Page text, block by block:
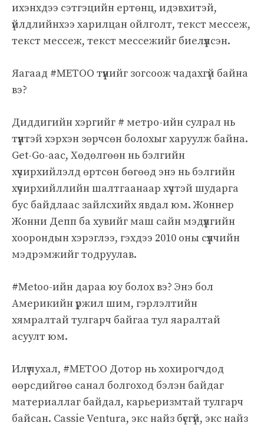
ихэнхдээ сэтгэцийн ертөнц, идэвхитэй,
үйлдлийнхээ харилцан ойлголт, текст мессеж,
текст мессеж, текст мессежийг биелүүлсэн.
Яагаад #METOO түүнийг зогсоож чадахгүй байна
вэ?
Диддигийн хэргийг # метро-ийн сулрал нь
түүнтэй хэрхэн зөрчсөн болохыг харуулж байна.
Get-Go-аас, Хөдөлгөөн нь бэлгийн
хүчирхийлэлд өртсөн бөгөөд энэ нь бэлгийн
хүчирхийллийн шалтгаанаар хүчтэй шударга
бус байдлаас зайлсхийх явдал юм. Жоннер
Жонни Депп ба хувийг маш сайн мэдүүлгийн
хоорондын хэрэглээ, гэхдээ 2010 оны сүүлчийн
мэдрэмжийг тодруулав.
#Metoo-ийн дараа юу болох вэ? Энэ бол
Америкийн үржил шим, гэрлэлтийн
хямралтай тулгарч байгаа тул яаралтай
асуулт юм.
Илүү чухал, #METOO Дотор нь хохирогчдод
өөрсдийгөө санал болгоход бэлэн байдаг
материаллаг байдал, карьеризмтай тулгарч
байсан. Cassie Ventura, экс найз бүсгүй, экс найз